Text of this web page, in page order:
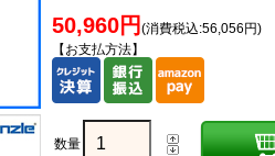
50,960円 (消費税込:56,056円)
【お支払方法】
数量